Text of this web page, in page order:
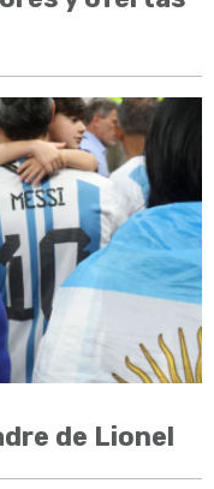
de Lionel